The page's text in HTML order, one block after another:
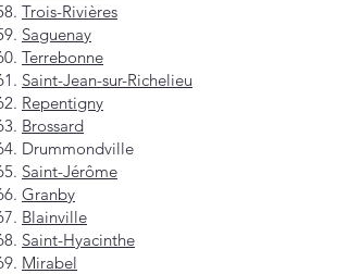
Trois-Rivières
Saguenay
Terrebonne
Saint-Jean-sur-Richelieu
Repentigny
Brossard
Drummondville
Saint-Jérôme
Granby
Blainville
Saint-Hyacinthe
Mirabel